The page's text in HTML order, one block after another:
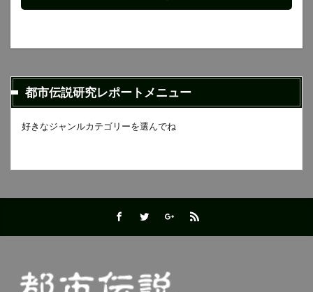
都市伝説研究レポートメニュー
好きなジャンルカテゴリーを選んでね